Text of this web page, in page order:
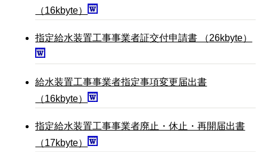
（16kbyte）
指定給水装置工事事業者証交付申請書 （26kbyte）
給水装置工事事業者指定事項変更届出書
（16kbyte）
指定給水装置工事事業者廃止・休止・再開届出書
（17kbyte）